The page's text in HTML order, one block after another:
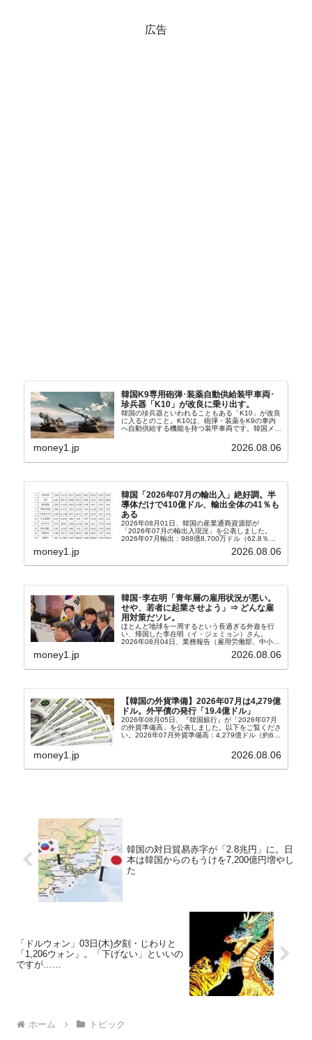
広告
韓国K9専用砲弾･装薬自動供給装甲車両･
珍兵器「K10」が改良に乗り出す。
韓国の珍兵器といわれることもある「K10」が改良
に入るとのこと。K10は、砲弾・装薬をK9の車内
へ自動供給する機能を持つ装甲車両です。韓国メデ
から以下に一部を引きます。2005年に初めて...
money1.jp 2026.08.06
韓国「2026年07月の輸出入」絶好調。半
導体だけで410億ドル、輸出全体の41％も
ある
2026年08月01日、韓国の産業通商資源部が
「2026年07月の輸出入現況」を公表しました。
2026年07月輸出：988億8,700万ドル（62.8％）
money1.jp 2026.08.06
韓国･李在明「青年層の雇用状況が悪い。
せや、若者に起業させよう」⇒ どんな雇
用対策だソレ。
ほとんど地球を一周するという長過ぎる外遊を行
い、帰国した李在明（イ・ジェミョン）さん。
2026年08月04日、業務報告（雇用労働部、中小ベ
上、韓国大統領に成りおおせた李在明（イ・ジェミ
money1.jp 2026.08.06
【韓国の外貨準備】2026年07月は4,279億
ドル。外平債の発行「19.4億ドル」
2026年08月05日、『韓国銀行』が「2026年07月
の外貨準備高」を公表しました。以下をご覧くださ
い。2026年07月外貨準備高：4,279億ドル（約67
money1.jp 2026.08.06
韓国の対日貿易赤字が「2.8兆円」に。日
本は韓国からのもうけを7,200億円増やし
た
「ドルウォン」03日(木)夕刻・じわりと
「1,206ウォン」。「下げない」といいの
ですが……
ホーム トピック